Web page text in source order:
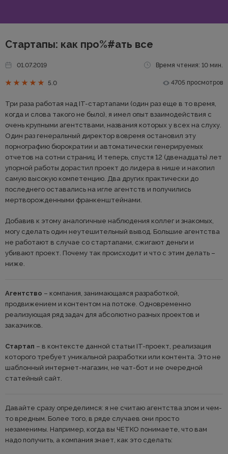
Стартапы: как про%#ать все
01.07.2019 Время чтения: 10 мин.
5.0 4705 просмотров
Три раза работая над IT-стартапами (один раз еще в то время,
когда и слова такого не было), я имел опыт взаимодействия с
очень крупными агентствами, названия которых у всех на слуху.
Один раз генеральный директор вовремя остановил эту
порнографию бюрократии и автоматически генерируемых
отчетов на сотни страниц. И теперь, спустя 12 (двенадцать) лет
упорной работы дорастил проект до лидера в нише и накопил
самую высокую компетенцию. Два других практически до
последнего оставались на игле агентств и получились
мертворожденными франкенштейнами.
Добавив к этому аналогичные наблюдения коллег и знакомых,
могу сделать один неутешительный вывод. Большие агентства
не работают в случае со стартапами, сжигают деньги и
убивают проект. Почему так происходит и что с этим делать –
ниже.
Агентство – компания, занимающаяся разработкой,
продвижением и контентом на потоке. Одновременно
реализующая ряд задач для абсолютно разных проектов и
заказчиков.
Стартап – в контексте данной статьи IT-проект, реализация
которого требует уникальной разработки или контента. Это не
шаблонный интернет-магазин, не чат-бот и не очередной
статейный сайт.
Давайте сразу определимся: я не считаю агентства злом и чем-
то вредным. Более того, в ряде случаев они просто
незаменимы. Например, когда вы ЧЕТКО понимаете, что вам
надо получить, а компания знает, как это сделать: